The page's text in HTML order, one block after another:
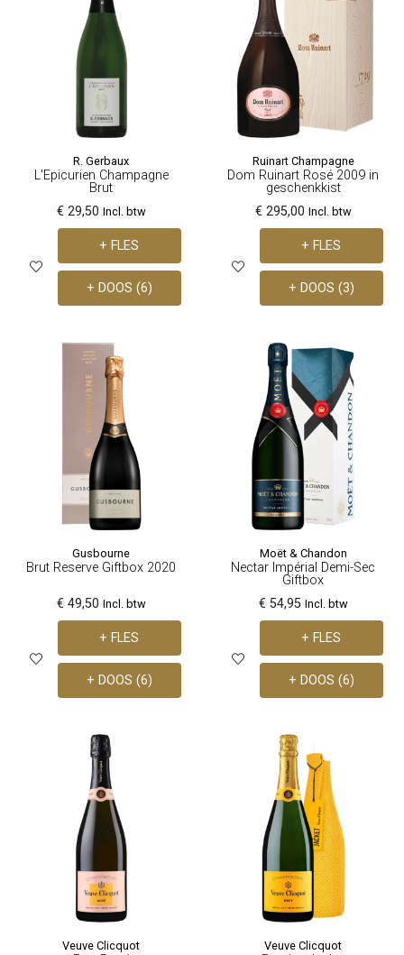
R. Gerbaux
L'Epicurien Champagne
Brut
€ 29,50 Incl. btw
+ FLES
+ DOOS (6)
Ruinart Champagne
Dom Ruinart Rosé 2009 in
geschenkkist
€ 295,00 Incl. btw
+ FLES
+ DOOS (3)
Gusbourne
Brut Reserve Giftbox 2020
€ 49,50 Incl. btw
+ FLES
+ DOOS (6)
Moët & Chandon
Nectar Impérial Demi-Sec
Giftbox
€ 54,95 Incl. btw
+ FLES
+ DOOS (6)
Veuve Clicquot Veuve Clicquot